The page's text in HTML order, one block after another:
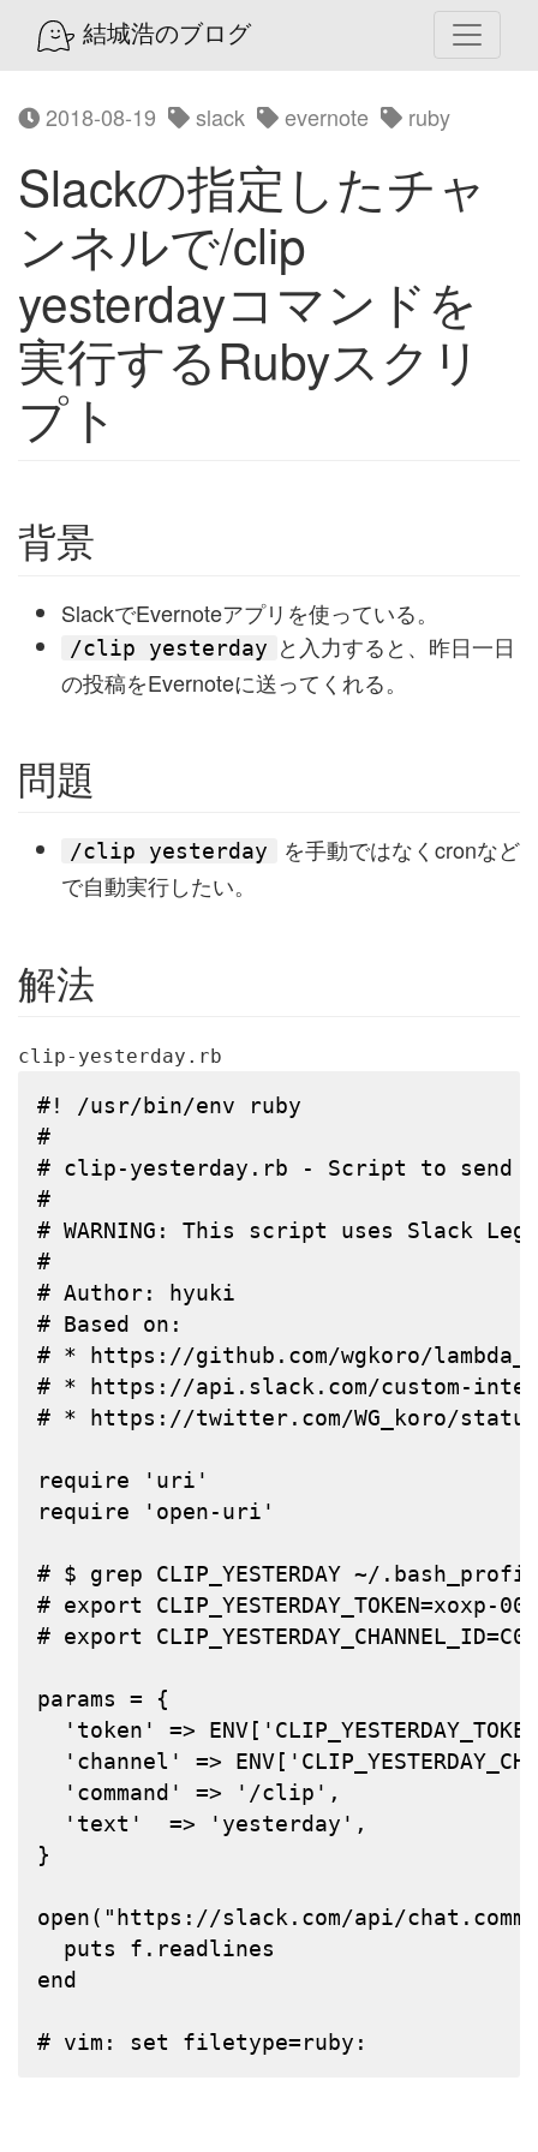
結城浩のブログ
2018-08-19 slack evernote ruby
Slackの指定したチャ
ンネルで/clip
yesterdayコマンドを
実行するRubyスクリ
プト
背景
SlackでEvernoteアプリを使っている。
/clip yesterday と入力すると、昨日一日
の投稿をEvernoteに送ってくれる。
問題
/clip yesterday
を手動ではなくcronなど
で自動実行したい。
解法
clip-yesterday.rb
#! /usr/bin/env ruby
#
# clip-yesterday.rb - Script to send
#
# WARNING : This script uses Slack
#
# Author: hyuki
# Based on:
# * https://github.com/wgkoro/
# * https://api.slack.com/custom-
# * https://twitter.com/WG_koro/status/
require
'uri'
require
'open-uri'
# $ grep CLIP_YESTERDAY ~/
# export CLIP_YESTERDAY_TOKEN=xoxp-
# export
params =
{
'token'
=> ENV [
'channel'
=> ENV [
'command'
=> '/clip' ,
'text'
=> 'yesterday' ,
}
open( "https://slack.com/api/
puts f .readlines
end
# vim: set filetype=ruby: